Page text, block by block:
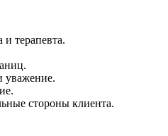
и терапевта.
уважение.
стороны клиента.